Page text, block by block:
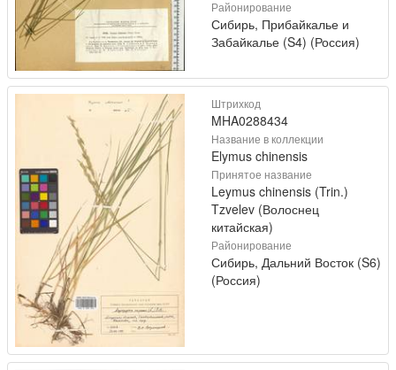
Районирование
Сибирь, Прибайкалье и
Забайкалье (S4) (Россия)
Штрихкод
MHA0288434
Название в коллекции
Elymus chinensis
Принятое название
Leymus chinensis (Trin.)
Tzvelev (Волоснец
китайская)
Районирование
Сибирь, Дальний Восток (S6)
(Россия)